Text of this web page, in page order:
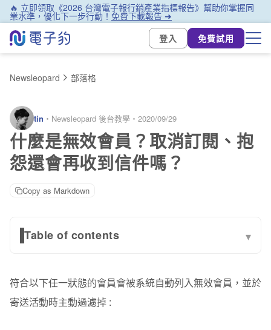
🔥 立即領取《2026 台灣電子報行銷產業指標報告》幫助你掌握同
業水準，優化下一步行動！免費下載報告 ➜
登入
免費試用
Newsleopard 部落格
tin ・ Newsleopard 後台教學 ・ 2020/09/29
什麼是無效會員？取消訂閱、抱
怨還會再收到信件嗎？
Copy as Markdown
Table of contents ▾
主動取消
符合以下任一狀態的會員會被系統自動列入無效會員，並於
寄送活動時主動過濾掉 :